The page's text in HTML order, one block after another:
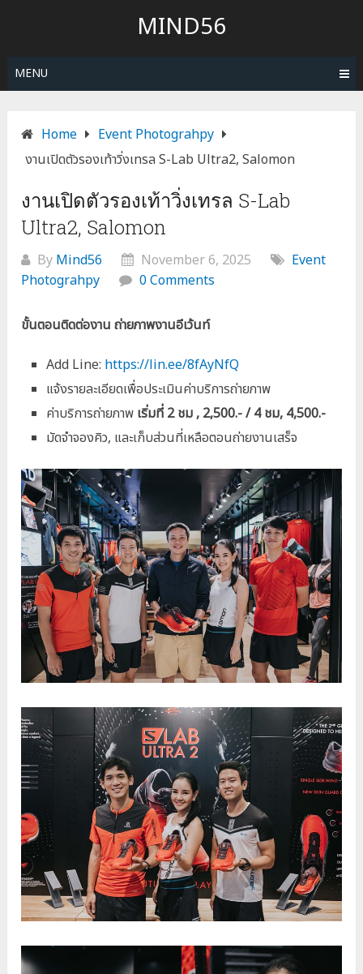
MIND56
MENU
Home
Event Photograhpy
งานเปิดตัวรองเท้าวิ่งเทรล S-Lab Ultra2, Salomon
งานเปิดตัวรองเท้าวิ่งเทรล S-Lab
Ultra2, Salomon
By Mind56 November 6, 2025
Event
Photograhpy
0 Comments
ขั้นตอนติดต่องาน ถ่ายภาพงานอีเว้นท์
Add Line: https://lin.ee/8fAyNfQ
แจ้งรายละเอียดเพื่อประเมินค่าบริการถ่ายภาพ
ค่าบริการถ่ายภาพเริ่มที่ 2 ชม , 2,500.- / 4 ชม, 4,500.-
มัดจำจองคิว, และเก็บส่วนที่เหลือตอนถ่ายงานเสร็จ